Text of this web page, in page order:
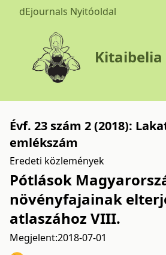
dEjournals Nyitóoldal
Kitaibelia
Évf. 23 szám 2 (2018):
emlékszám
Eredeti közlemények
Pótlások
növényfajainak
atlaszához VIII.
Megjelent:2018-07-01